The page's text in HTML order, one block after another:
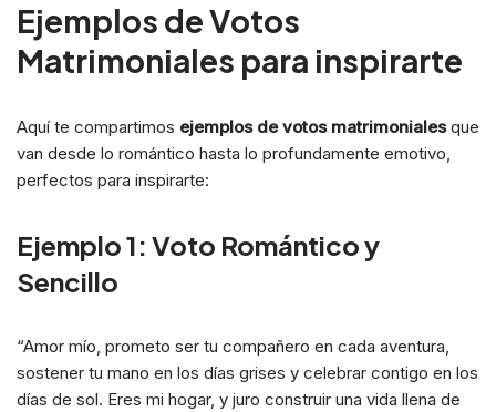
Ejemplos de Votos
Matrimoniales para inspirarte
Aquí te compartimos ejemplos de votos matrimonialesque
van desde lo romántico hasta lo profundamente emotivo,
perfectos para inspirarte:
Ejemplo 1: Voto Romántico y
Sencillo
“Amor mío, prometo ser tu compañero en cada aventura,
sostener tu mano en los días grises y celebrar contigo en los
días de sol. Eres mi hogar, y juro construir una vida llena de